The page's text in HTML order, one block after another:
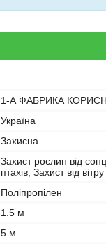
1-А ФАБРИКА
Україна
Захисна
Захист рослин від
птахів, Захист від вітру
Поліпропілен
1.5 м
5 м